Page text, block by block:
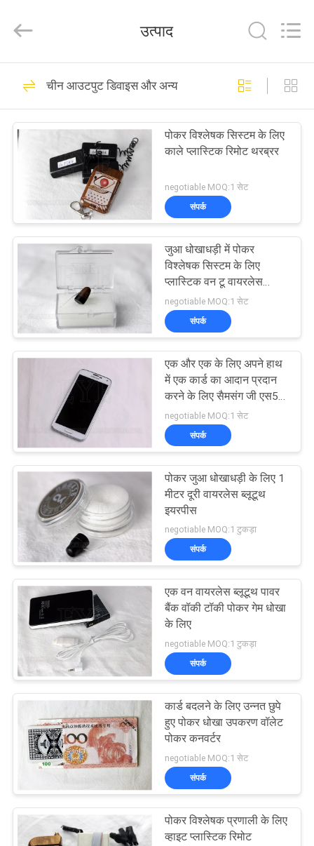
उत्पाद
फैक्टरी
गुणवत्ता
नियंत्रण
करें
बोली
का
अनुरोध
साइटमैप
PRIVACY
POLICY
Cheat
Center.
Reserved.
चिह्नित कार्ड बजाना
34
चिह्नित कार्ड संपर्क लेंस
34
पोकर विश्लेषक
54
पोकर कैमरा
बैकएरैट धोखा प्रणाली
30
28
उत्पाद
चीन आउटपुट डिवाइस और अन्य
पोकर विश्लेषक सिस्टम के लिए
काले प्लास्टिक रिमोट थरब्रर
negotiable MOQ:1 सेट
संपर्क
जुआ धोखाधड़ी में पोकर
विश्लेषक सिस्टम के लिए
प्लास्टिक वन टू वायरलेस
इयरपीस
negotiable MOQ:1 सेट
संपर्क
एक और एक के लिए अपने हाथ
में एक कार्ड का आदान प्रदान
करने के लिए सैमसंग जी एस5
पोकर कनवर्टर
negotiable MOQ:1 सेट
संपर्क
पोकर जुआ धोखाधड़ी के लिए 1
मीटर दूरी वायरलेस ब्लूटूथ
इयरपीस
negotiable MOQ:1 टुकड़ा
संपर्क
एक वन वायरलेस ब्लूटूथ पावर
बैंक वॉकी टॉकी पोकर गेम धोखा
के लिए
negotiable MOQ:1 टुकड़ा
संपर्क
कार्ड बदलने के लिए उन्नत छुपे
हुए पोकर धोखा उपकरण वॉलेट
पोकर कनवर्टर
negotiable MOQ:1 सेट
संपर्क
पोकर विश्लेषक प्रणाली के लिए
व्हाइट प्लास्टिक रिमोट